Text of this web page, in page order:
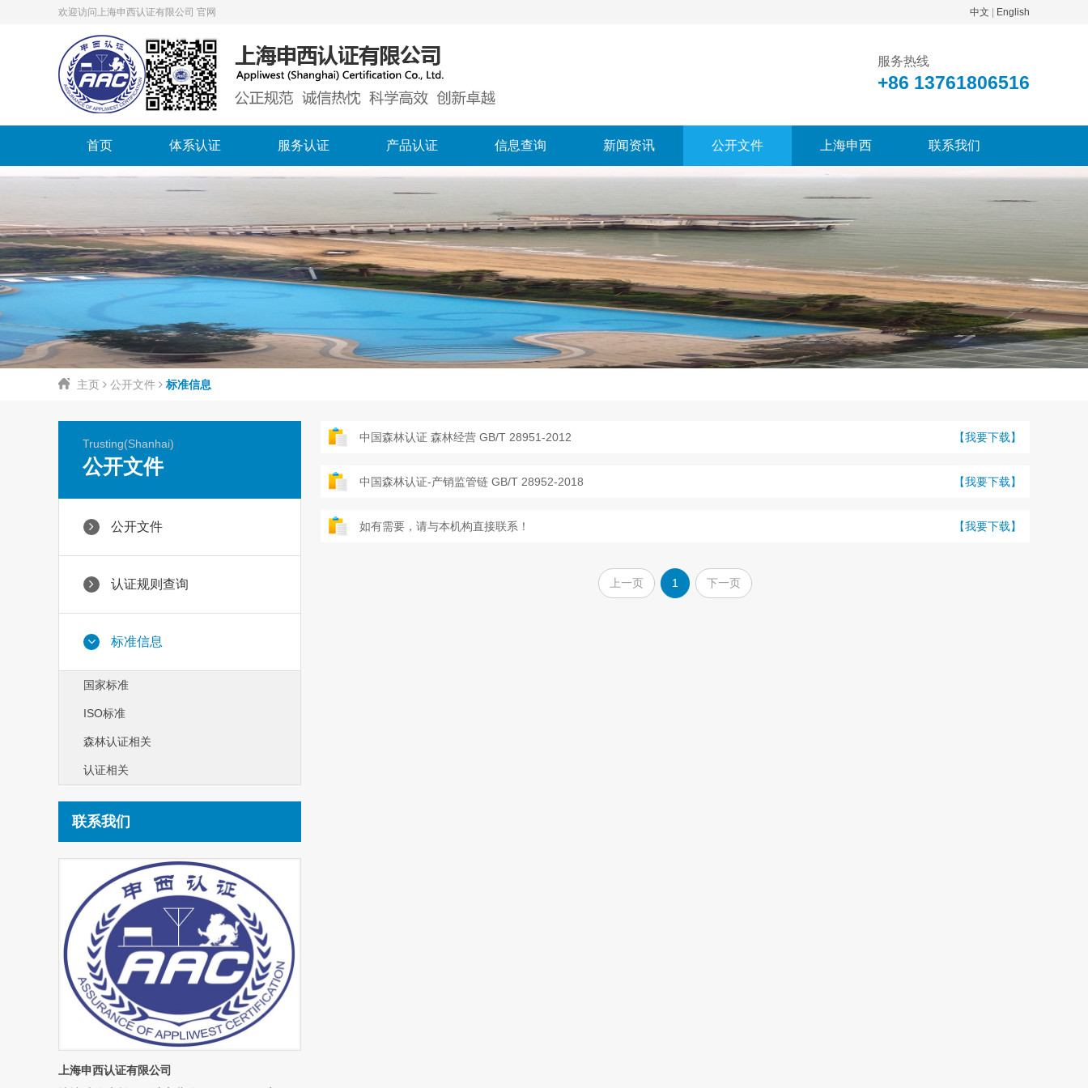
欢迎访问上海申西认证有限公司 官网 中文 English
服务热线
+86 13761806516
首页 体系认证 服务认证 产品认证 信息查询 新闻资讯 公开文件 上海申西 联系我们
主页 公开文件 标准信息
Trusting(Shanhai)
公开文件
公开文件
认证规则查询
标准信息
国家标准
ISO标准
森林认证相关
认证相关
联系我们
上海申西认证有限公司
中国森林认证 森林经营 GB/T 28951-2012 【我要下载】
中国森林认证-产销监管链 GB/T 28952-2018 【我要下载】
如有需要，请与本机构直接联系！ 【我要下载】
上一页 1 下一页